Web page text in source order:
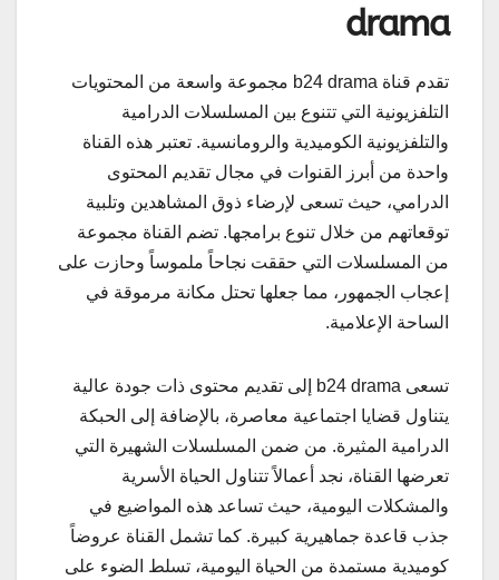
drama
تقدم قناة b24 drama مجموعة واسعة من المحتويات
التلفزيونية التي تتنوع بين المسلسلات الدرامية
والتلفزيونية الكوميدية والرومانسية. تعتبر هذه القناة
واحدة من أبرز القنوات في مجال تقديم المحتوى
الدرامي، حيث تسعى لإرضاء ذوق المشاهدين وتلبية
توقعاتهم من خلال تنوع برامجها. تضم القناة مجموعة
من المسلسلات التي حققت نجاحاً ملموساً وحازت على
إعجاب الجمهور، مما جعلها تحتل مكانة مرموقة في
الساحة الإعلامية.
تسعى b24 drama إلى تقديم محتوى ذات جودة عالية
يتناول قضايا اجتماعية معاصرة، بالإضافة إلى الحبكة
الدرامية المثيرة. من ضمن المسلسلات الشهيرة التي
تعرضها القناة، نجد أعمالاً تتناول الحياة الأسرية
والمشكلات اليومية، حيث تساعد هذه المواضيع في
جذب قاعدة جماهيرية كبيرة. كما تشمل القناة عروضاً
كوميدية مستمدة من الحياة اليومية، تسلط الضوء على